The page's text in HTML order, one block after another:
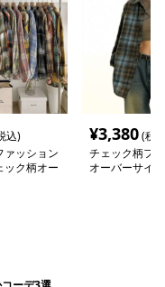
込)
ァッション
ック柄オー
¥3,380(税
チェック柄フ
オーバーサイ